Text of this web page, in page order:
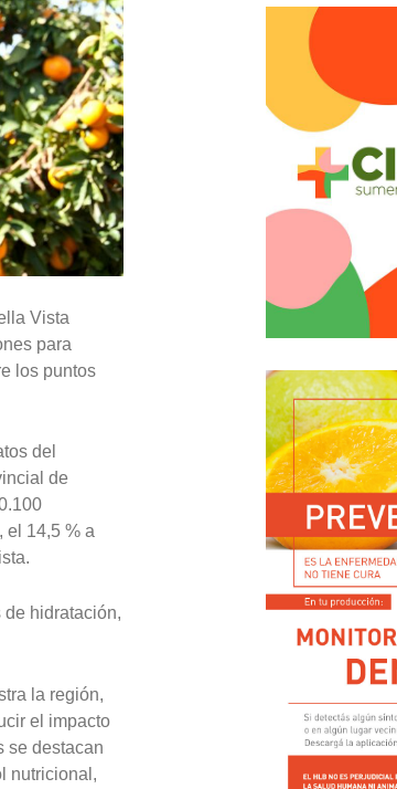
Vista
para
los puntos
del
de
el 14,5 % a
hidratación,
la región,
el impacto
se destacan
nutricional,